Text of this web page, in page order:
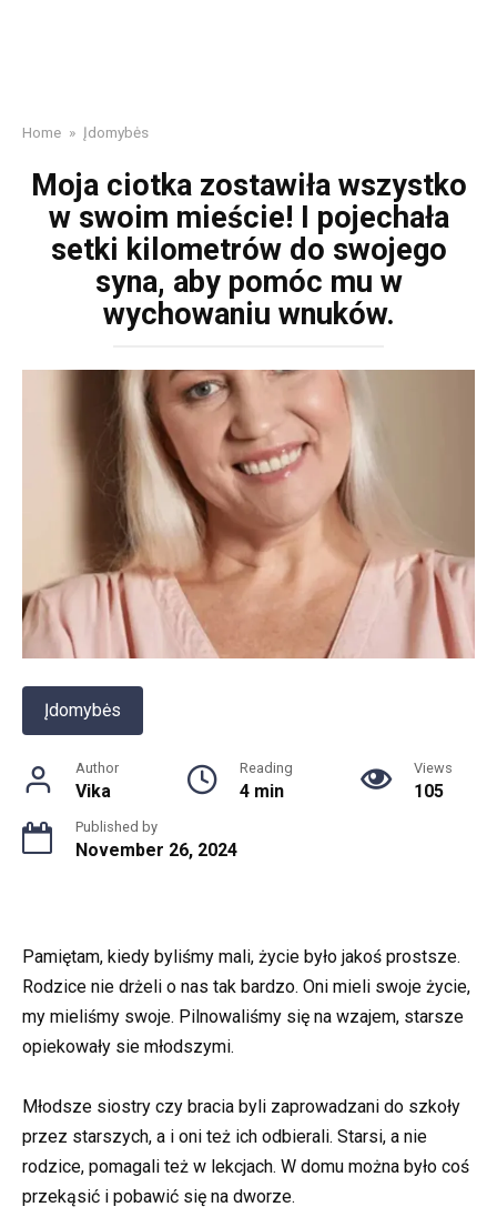
Home » Įdomybės
Moja ciotka zostawiła wszystko
w swoim mieście! I pojechała
setki kilometrów do swojego
syna, aby pomóc mu w
wychowaniu wnuków.
Įdomybės
Author
Vika
Reading
4 min
Views
105
Published by
November 26, 2024
Pamiętam, kiedy byliśmy mali, życie było jakoś prostsze.
Rodzice nie drżeli o nas tak bardzo. Oni mieli swoje życie,
my mieliśmy swoje. Pilnowaliśmy się na wzajem, starsze
opiekowały sie młodszymi.
Młodsze siostry czy bracia byli zaprowadzani do szkoły
przez starszych, a i oni też ich odbierali. Starsi, a nie
rodzice, pomagali też w lekcjach. W domu można było coś
przekąsić i pobawić się na dworze.